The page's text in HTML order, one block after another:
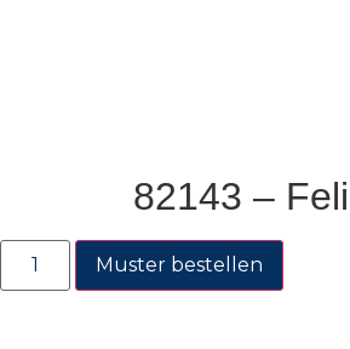
82143 –
Muster bestellen